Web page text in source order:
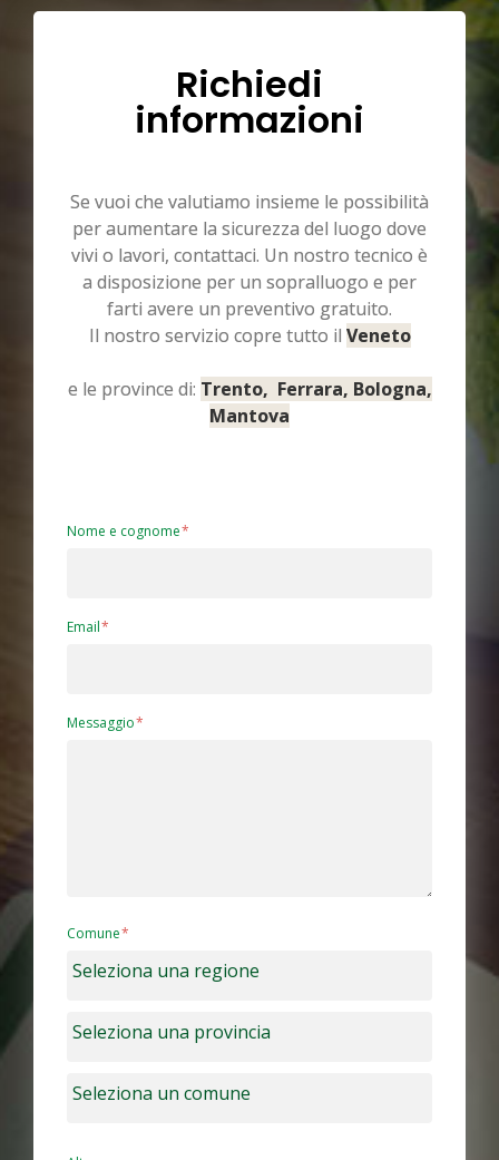
Richiedi
informazioni
Se vuoi che valutiamo insieme le possibilità
per aumentare la sicurezza del luogo dove
vivi o lavori, contattaci. Un nostro tecnico è
a disposizione per un sopralluogo e per
farti avere un preventivo gratuito.
Il nostro servizio copre tutto il Veneto
e le province di: Trento, Ferrara, Bologna,
Mantova
Nome e cognome
Email
Messaggio
Comune